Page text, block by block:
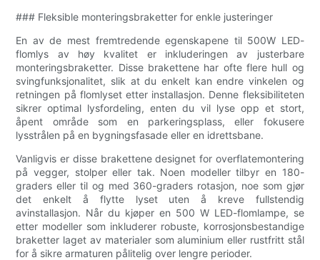
### Fleksible monteringsbraketter for enkle justeringer
En av de mest fremtredende egenskapene til 500W LED-
flomlys av høy kvalitet er inkluderingen av justerbare
monteringsbraketter. Disse brakettene har ofte flere hull og
svingfunksjonalitet, slik at du enkelt kan endre vinkelen og
retningen på flomlyset etter installasjon. Denne fleksibiliteten
sikrer optimal lysfordeling, enten du vil lyse opp et stort,
åpent område som en parkeringsplass, eller fokusere
lysstrålen på en bygningsfasade eller en idrettsbane.
Vanligvis er disse brakettene designet for overflatemontering
på vegger, stolper eller tak. Noen modeller tilbyr en 180-
graders eller til og med 360-graders rotasjon, noe som gjør
det enkelt å flytte lyset uten å kreve fullstendig
avinstallasjon. Når du kjøper en 500 W LED-flomlampe, se
etter modeller som inkluderer robuste, korrosjonsbestandige
braketter laget av materialer som aluminium eller rustfritt stål
for å sikre armaturen pålitelig over lengre perioder.